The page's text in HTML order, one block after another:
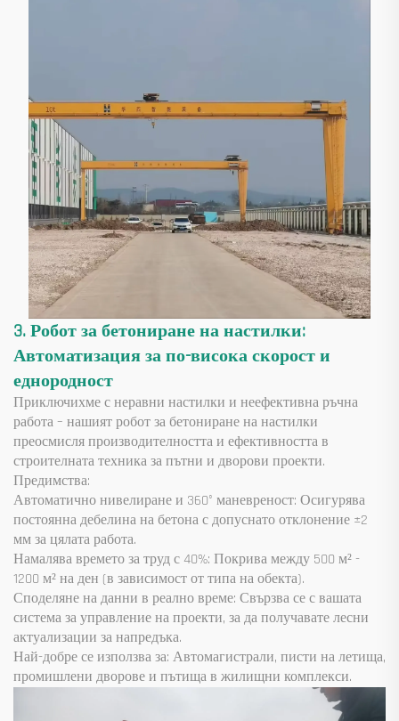
3. Робот за бетониране на настилки:
Автоматизация за по-висока скорост и
еднородност
Приключихме с неравни настилки и неефективна ръчна
работа – нашият робот за бетониране на настилки
преосмисля производителността и ефективността в
строителната техника за пътни и дворови проекти.
Предимства:
Автоматично нивелиране и 360° маневреност: Осигурява
постоянна дебелина на бетона с допуснато отклонение ±2
мм за цялата работа.
Намалява времето за труд с 40%: Покрива между 500 м² -
1200 м² на ден (в зависимост от типа на обекта).
Споделяне на данни в реално време: Свързва се с вашата
система за управление на проекти, за да получавате лесни
актуализации за напредъка.
Най-добре се използва за: Автомагистрали, писти на летища,
промишлени дворове и пътища в жилищни комплекси.